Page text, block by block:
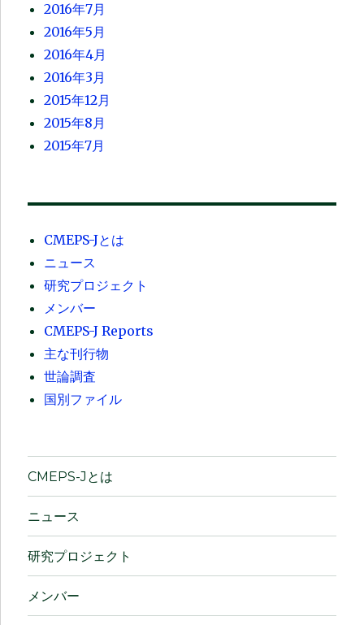
2016年7月
2016年5月
2016年4月
2016年3月
2015年12月
2015年8月
2015年7月
CMEPS-Jとは
ニュース
研究プロジェクト
メンバー
CMEPS-J Reports
主な刊行物
世論調査
国別ファイル
CMEPS-Jとは
ニュース
研究プロジェクト
メンバー